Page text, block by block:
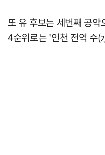
또 유 후보는 세번째 공
4순위로는 '인천 전역 수(